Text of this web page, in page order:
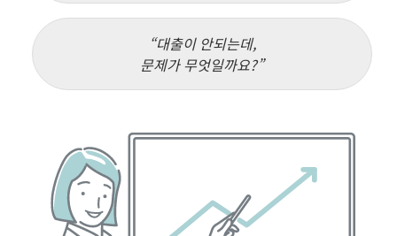
대출이 안되는데,
문제가 무엇일까요?